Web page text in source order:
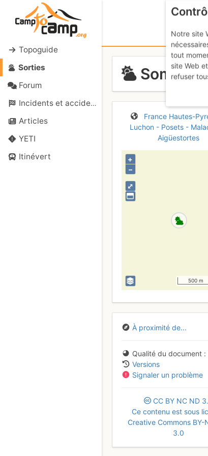
Topoguide
Sorties
Forum
Incidents et accidents
Articles
YETI
Itinévert
Sommet
France Hautes-
Luchon - Posets -
Aigüestortes
⤢
+
–
500 m
À proximité de...
Qualité du document
Versions
Signaler un problème
CC BY NC ND
Ce contenu est sous
Creative Commons BY-
3.0
Notre site
tout
site Web
refuser